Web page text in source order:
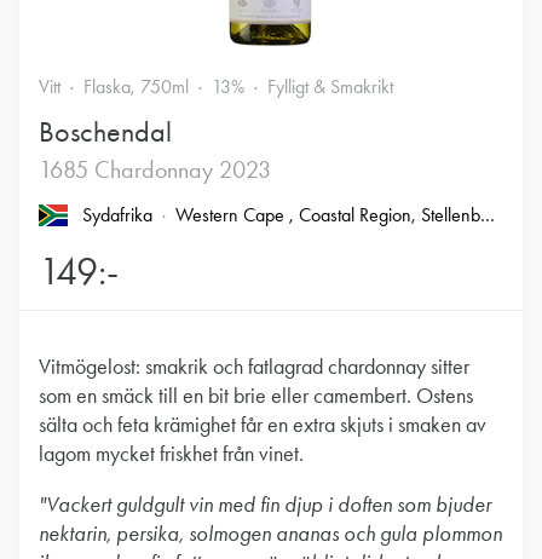
Vitt Flaska, 750ml 13% Fylligt & Smakrikt
Boschendal
1685 Chardonnay 2023
Sydafrika Western Cape , Coastal Region, Stellenbosch
149:-
Vitmögelost: smakrik och fatlagrad chardonnay sitter
som en smäck till en bit brie eller camembert. Ostens
sälta och feta krämighet får en extra skjuts i smaken av
lagom mycket friskhet från vinet.
"Vackert guldgult vin med fin djup i doften som bjuder
nektarin, persika, solmogen ananas och gula plommon